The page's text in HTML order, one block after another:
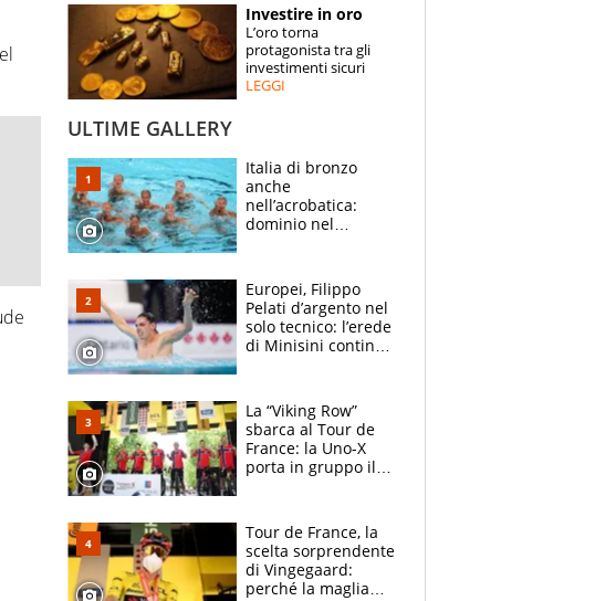
SPECIALI
ESPERTI
Investire in oro
L’oro torna
protagonista tra gli
investimenti sicuri
LEGGI
ULTIME GALLERY
Italia di bronzo
anche
nell’acrobatica:
dominio nel
e compagni
continuare
Europei, Filippo
Pelati d’argento nel
solo tecnico: l’erede
di Minisini continua
mirino
La “Viking Row”
sbarca al Tour de
France: la Uno-X
porta in gruppo il
compagni
Tour de France, la
scelta sorprendente
di Vingegaard:
perché la maglia